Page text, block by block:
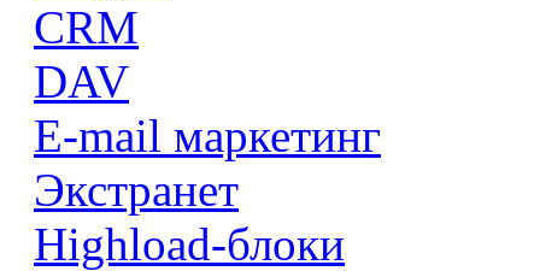
CRM
DAV
E-mail маркетинг
Экстранет
Highload-блоки